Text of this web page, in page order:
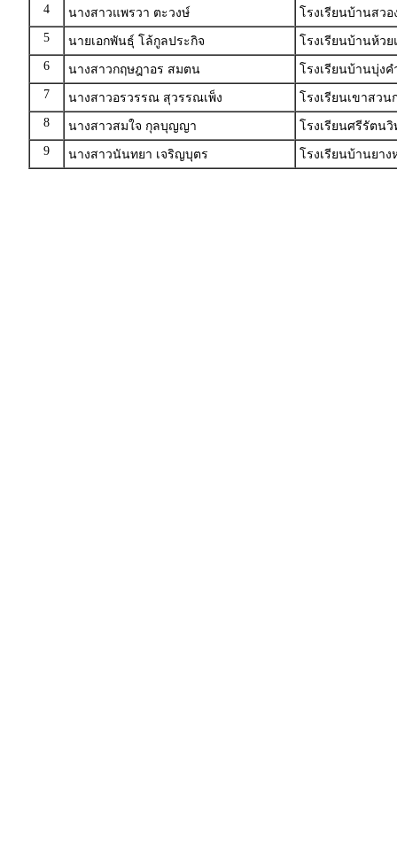
4 นางสาวแพรวา ตะวงษ์
โรงเรียนบ้านสว
5
นายเอกพันธุ์ โล้กูลประกิจ
โรงเรียนบ้านห้ว
6
นางสาวกฤษฎาอร สมตน
โรงเรียนบ้านบุ่ง
7
นางสาวอรวรรณ สุวรรณเพ็ง
โรงเรียนเขาสว
8
นางสาวสมใจ กุลบุญญา
โรงเรียนศรีรัตน
9
นางสาวนันทยา เจริญบุตร โรงเรียนบ้านยา